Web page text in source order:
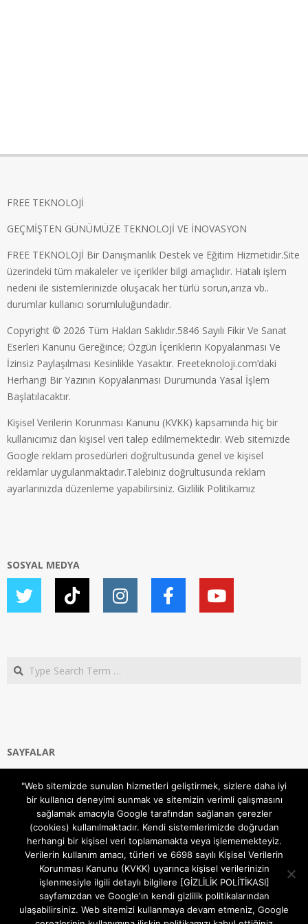
FREE TEKNOLOJİ
GEÇMİŞTEN GÜNÜMÜZE TEKNOLOJİ VE İNOVASYON
FREE TEKNOLOJİ Bir Danışmanlık Destek ve Eğitim Hizmetidir.Site
üzerindeki tüm makaleler ve içerikler bilgi amaçlıdır. Hatalı işlem
nedeni ile sistemlerinizde oluşacak her türlü sorun,arıza vb..
durumlar kullanıcı sorumluluğundadır.
Copyright © 2026 Tüm Hakları Saklıdır.5846 Sayılı Fikir Ve Sanat
Eserleri Kanunu Gereğince; Özgün İçeriklerin Kopyalanması Ve
İzinsiz Paylaşılması Kesinlikle Yasaktır. Freeteknoloji.com’daki
Herhangi Bir Yazının Kopyalanması Durumunda Yasal İşlem
Başlatılacaktır.
Kişisel Verilerin Korunması Kanunu (KVKK) kapsamında hiç bir
kullanıcımız dan kişisel veri talep edilmemektedir. Web sitemizde
Google reklam prosedürleri doğrultusunda genel ve kişisel
reklamlar uygulanmaktadır.Talebiniz doğrultusunda reklam
ayarlarınızda düzenleme yapabilirsiniz. Gizlilik Politikamız
SOSYAL MEDYA
Search
SAYFALAR
Gizlilik ve Çerezler (Cookies) Politikası
Hakkımızda
İletişim Kanalları
MODEM KURULUM
TEKNİK DESTEK
TELEVİZYON SİSTEMLERİ
"Web sitemizde sunulan hizmetleri geliştirmek, sizlere daha iyi
bir kullanıcı deneyimi sunmak ve sitemizin verimli çalışmasını
sağlamak amacıyla Google tarafından sağlanan çerezler
(cookies) kullanılmaktadır. Kendi sistemlerimizde doğrudan
herhangi bir kişisel veri toplamamakta veya işlememekteyiz.
Verilerin kullanım amacı, türleri ve 6698 sayılı Kişisel Verilerin
Korunması Kanunu (KVKK) uyarınca kişisel verilerinizin
işlenmesiyle ilgili detaylı bilgilere [GİZLİLİK POLİTİKASI]
sayfamızdan ve Google'ın kendi gizlilik politikalarından
ulaşabilirsiniz. Web sitemizi kullanmaya devam etmeniz, Google